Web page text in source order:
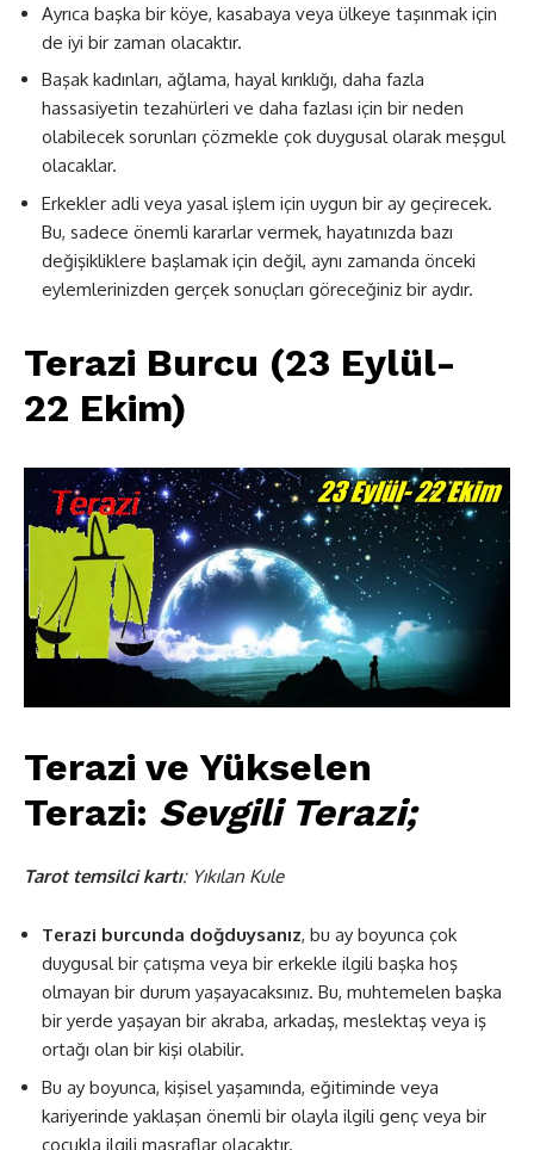
Ayrıca başka bir köye, kasabaya veya ülkeye taşınmak için
de iyi bir zaman olacaktır.
Başak kadınları, ağlama, hayal kırıklığı, daha fazla
hassasiyetin tezahürleri ve daha fazlası için bir neden
olabilecek sorunları çözmekle çok duygusal olarak meşgul
olacaklar.
Erkekler adli veya yasal işlem için uygun bir ay geçirecek.
Bu, sadece önemli kararlar vermek, hayatınızda bazı
değişikliklere başlamak için değil, aynı zamanda önceki
eylemlerinizden gerçek sonuçları göreceğiniz bir aydır.
Terazi Burcu (23 Eylül-
22 Ekim)
Terazi ve Yükselen
Terazi: Sevgili Terazi;
Tarot temsilci kartı: Yıkılan Kule
Terazi burcunda doğduysanız, bu ay boyunca çok
duygusal bir çatışma veya bir erkekle ilgili başka hoş
olmayan bir durum yaşayacaksınız. Bu, muhtemelen başka
bir yerde yaşayan bir akraba, arkadaş, meslektaş veya iş
ortağı olan bir kişi olabilir.
Bu ay boyunca, kişisel yaşamında, eğitiminde veya
kariyerinde yaklaşan önemli bir olayla ilgili genç veya bir
çocukla ilgili masraflar olacaktır.